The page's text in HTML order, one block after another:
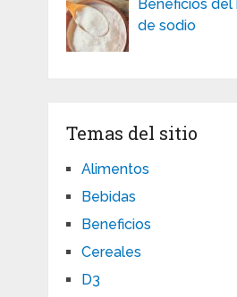
Beneficios
de sodio
Temas del sitio
Alimentos
Bebidas
Beneficios
Cereales
D3